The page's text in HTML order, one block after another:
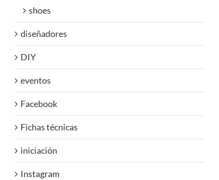
shoes
diseñadores
DIY
eventos
Facebook
Fichas técnicas
iniciación
Instagram